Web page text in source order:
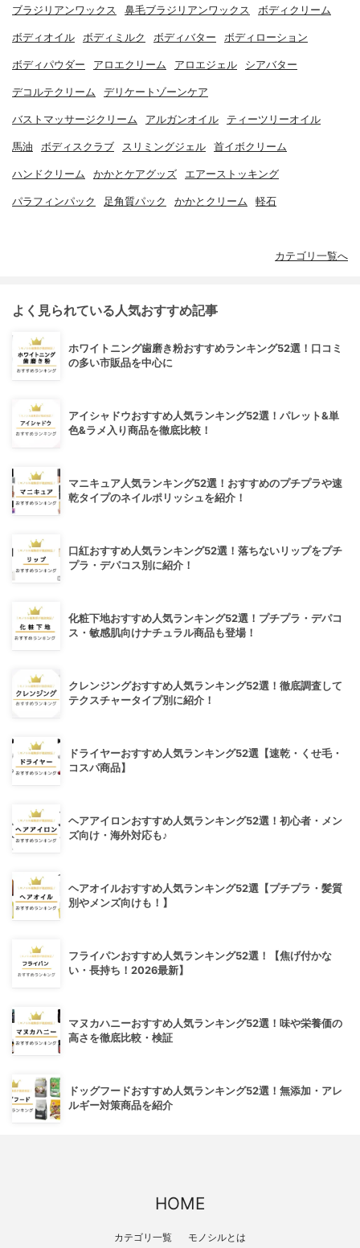
ブラジリアンワックス 鼻毛ブラジリアンワックス ボディクリーム
ボディオイル ボディミルク ボディバター ボディローション
ボディパウダー アロエクリーム アロエジェル シアバター
デコルテクリーム デリケートゾーンケア
バストマッサージクリーム アルガンオイル ティーツリーオイル
馬油 ボディスクラブ スリミングジェル 首イボクリーム
ハンドクリーム かかとケアグッズ エアーストッキング
パラフィンパック 足角質パック かかとクリーム 軽石
カテゴリ一覧へ
よく見られている人気おすすめ記事
ホワイトニング歯磨き粉おすすめランキング52選！口コミ
の多い市販品を中心に
アイシャドウおすすめ人気ランキング52選！パレット&単
色&ラメ入り商品を徹底比較！
マニキュア人気ランキング52選！おすすめのプチプラや速
乾タイプのネイルポリッシュを紹介！
口紅おすすめ人気ランキング52選！落ちないリップをプチ
プラ・デパコス別に紹介！
化粧下地おすすめ人気ランキング52選！プチプラ・デパコ
ス・敏感肌向けナチュラル商品も登場！
クレンジングおすすめ人気ランキング52選！徹底調査して
テクスチャータイプ別に紹介！
ドライヤーおすすめ人気ランキング52選【速乾・くせ毛・
コスパ商品】
ヘアアイロンおすすめ人気ランキング52選！初心者・メン
ズ向け・海外対応も♪
ヘアオイルおすすめ人気ランキング52選【プチプラ・髪質
別やメンズ向けも！】
フライパンおすすめ人気ランキング52選！【焦げ付かな
い・長持ち！2026最新】
マヌカハニーおすすめ人気ランキング52選！味や栄養価の
高さを徹底比較・検証
ドッグフードおすすめ人気ランキング52選！無添加・アレ
ルギー対策商品を紹介
HOME
カテゴリ一覧 モノシルとは